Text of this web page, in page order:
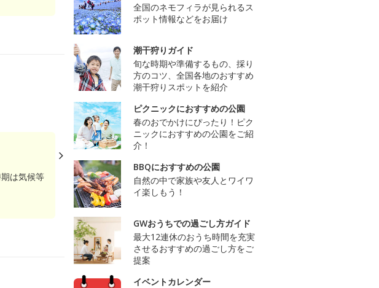
は気候等
全国のネモフィラが見られるス
ポット情報などをお届け
潮干狩りガイド
旬な時期や準備するもの、採り
方のコツ、全国各地のおすすめ
潮干狩りスポットを紹介
ピクニックにおすすめの公園
春のおでかけにぴったり！ピク
ニックにおすすめの公園をご紹
介！
BBQにおすすめの公園
自然の中で家族や友人とワイワ
イ楽しもう！
GWおうちでの過ごし方ガイド
最大12連休のおうち時間を充実
させるおすすめの過ごし方をご
提案
イベントカレンダー